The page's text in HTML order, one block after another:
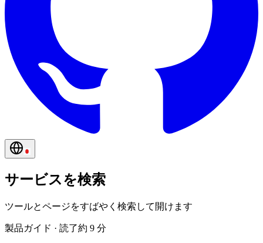
サービスを検索
ツールとページをすばやく検索して開けます
製品ガイド · 読了約 9 分